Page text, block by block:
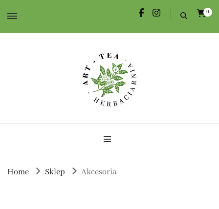
0
Herbaciarnia Art-Tea
Home Sklep Akcesoria